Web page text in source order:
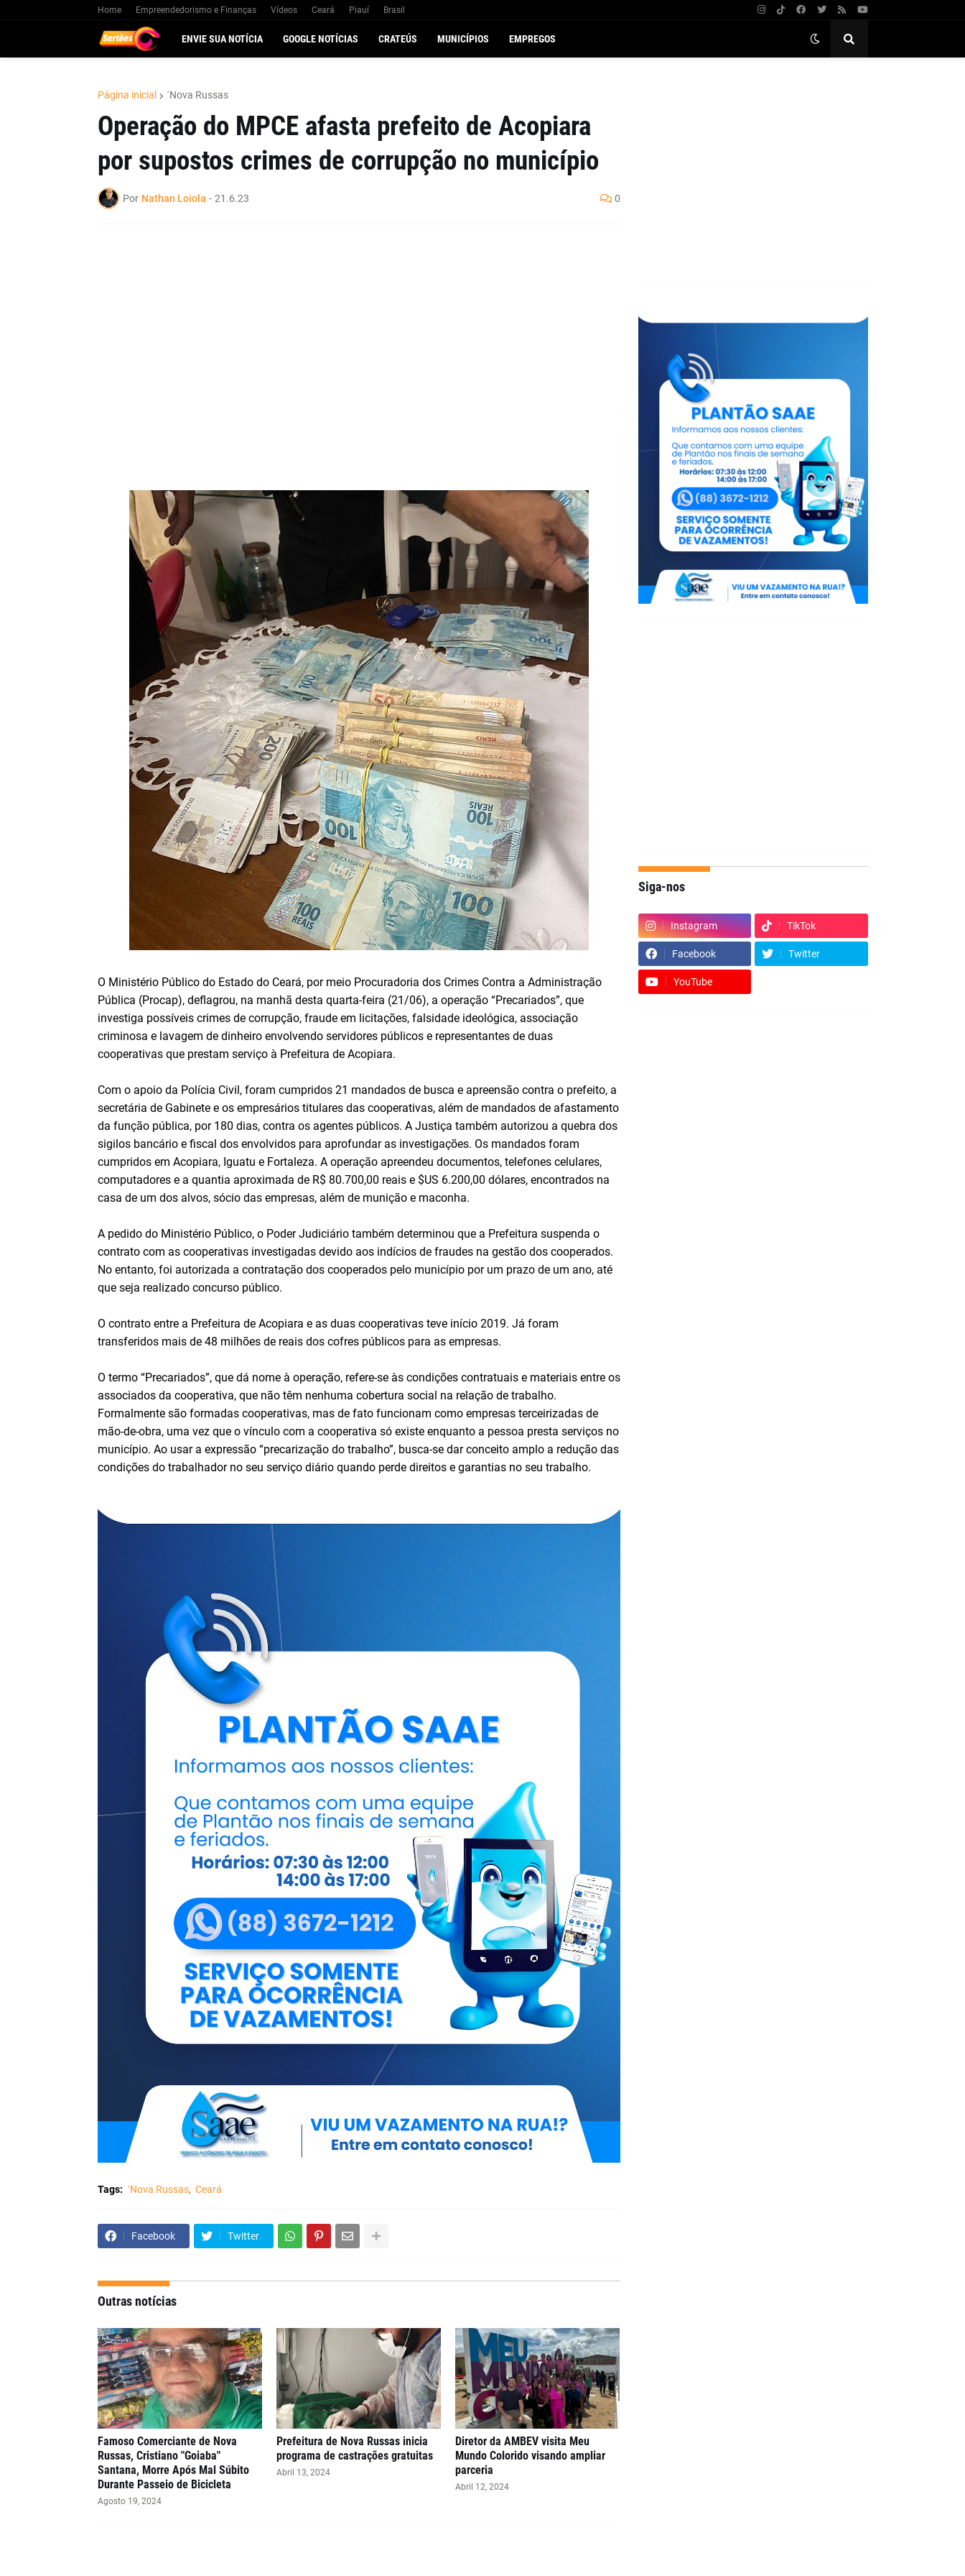
Home Empreendedorismo e Finanças Vídeos Ceará Piauí Brasil
ENVIE SUA NOTÍCIA GOOGLE NOTÍCIAS CRATEÚS MUNICÍPIOS EMPREGOS
Página inicial ´Nova Russas
Operação do MPCE afasta prefeito de Acopiara
por supostos crimes de corrupção no município
Por Nathan Loiola - 21.6.23 0
O Ministério Público do Estado do Ceará, por meio Procuradoria dos Crimes Contra a Administração
Pública (Procap), deflagrou, na manhã desta quarta-feira (21/06), a operação “Precariados”, que
investiga possíveis crimes de corrupção, fraude em licitações, falsidade ideológica, associação
criminosa e lavagem de dinheiro envolvendo servidores públicos e representantes de duas
cooperativas que prestam serviço à Prefeitura de Acopiara.
Com o apoio da Polícia Civil, foram cumpridos 21 mandados de busca e apreensão contra o prefeito, a
secretária de Gabinete e os empresários titulares das cooperativas, além de mandados de afastamento
da função pública, por 180 dias, contra os agentes públicos. A Justiça também autorizou a quebra dos
sigilos bancário e fiscal dos envolvidos para aprofundar as investigações. Os mandados foram
cumpridos em Acopiara, Iguatu e Fortaleza. A operação apreendeu documentos, telefones celulares,
computadores e a quantia aproximada de R$ 80.700,00 reais e $US 6.200,00 dólares, encontrados na
casa de um dos alvos, sócio das empresas, além de munição e maconha.
A pedido do Ministério Público, o Poder Judiciário também determinou que a Prefeitura suspenda o
contrato com as cooperativas investigadas devido aos indícios de fraudes na gestão dos cooperados.
No entanto, foi autorizada a contratação dos cooperados pelo município por um prazo de um ano, até
que seja realizado concurso público.
O contrato entre a Prefeitura de Acopiara e as duas cooperativas teve início 2019. Já foram
transferidos mais de 48 milhões de reais dos cofres públicos para as empresas.
O termo “Precariados”, que dá nome à operação, refere-se às condições contratuais e materiais entre os
associados da cooperativa, que não têm nenhuma cobertura social na relação de trabalho.
Formalmente são formadas cooperativas, mas de fato funcionam como empresas terceirizadas de
mão-de-obra, uma vez que o vínculo com a cooperativa só existe enquanto a pessoa presta serviços no
município. Ao usar a expressão “precarização do trabalho”, busca-se dar conceito amplo a redução das
condições do trabalhador no seu serviço diário quando perde direitos e garantias no seu trabalho.
Tags: ´Nova Russas Ceará
Facebook Twitter
Outras notícias
Famoso Comerciante de Nova
Russas, Cristiano "Goiaba"
Santana, Morre Após Mal Súbito
Durante Passeio de Bicicleta
Agosto 19, 2024
Prefeitura de Nova Russas inicia
programa de castrações gratuitas
Abril 13, 2024
Diretor da AMBEV visita Meu
Mundo Colorido visando ampliar
parceria
Abril 12, 2024
Siga-nos
Instagram TikTok
Facebook Twitter
YouTube